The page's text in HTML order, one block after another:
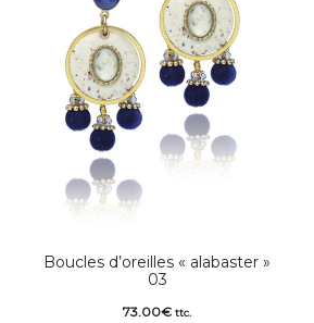
Boucles d’oreilles « alabaster »
03
73.00€ ttc.